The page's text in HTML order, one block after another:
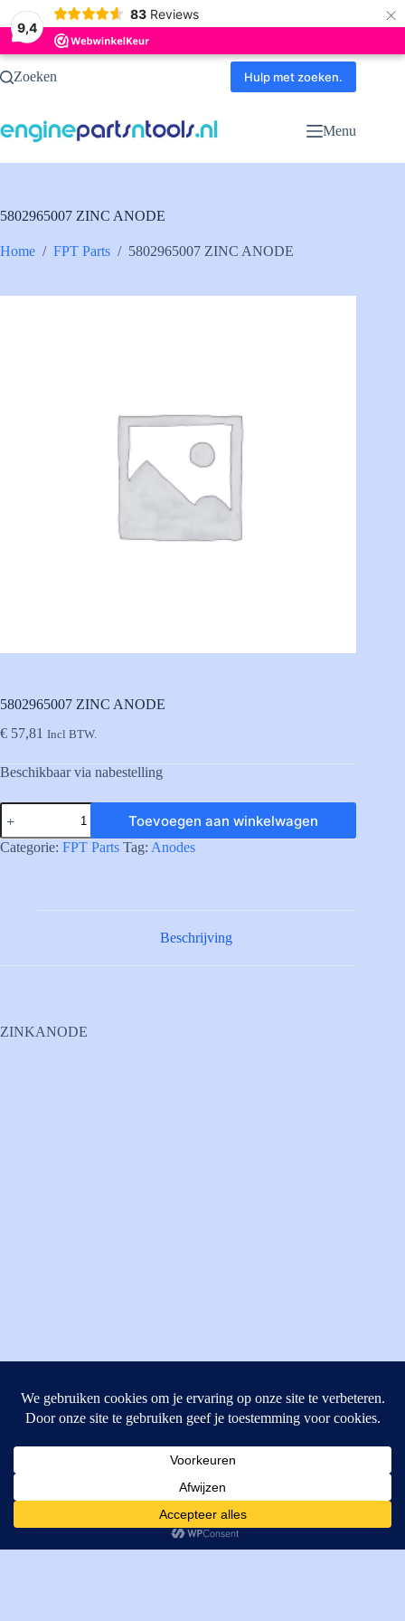
9,4
83 Reviews ×
Ga
naarZoeken Hulp met zoeken.
Menu
5802965007 ZINC ANODE
Home / FPT Parts / 5802965007 ZINC ANODE
5802965007 ZINC ANODE
€ 57,81 Incl BTW.
Beschikbaar via nabestelling
5802965007
ZINC
ANODE
aantal
Toevoegen aan winkelwagen
Categorie: FPT Parts Tag: Anodes
Beschrijving
ZINKANODE
4462GE, Goes
T: +31 (0) 111-484438
M:parts@mitechniek.nl
VAT: NL862802295B01
Cookies helpen ons bij het leveren van onze diensten. Door
gebruik te maken van onze diensten, gaat u akkoord met ons
gebruik van cookies.